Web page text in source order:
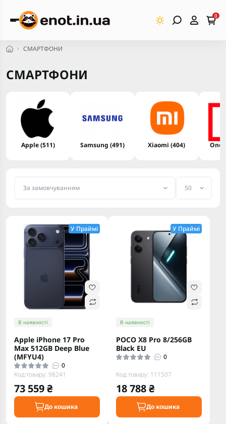
0
СМАРТФОНИ
СМАРТФОНИ
Apple (511) Samsung (491) Xiaomi (404)
У Праймі
В наявності
Apple iPhone 17 Pro
Max 512GB Deep Blue
(MFYU4)
0
Код товару: 98241
73 559 ₴
До кошика
У Праймі
В наявності
POCO X8 Pro 8/256GB
Black EU
0
Код товару: 111507
18 788 ₴
До кошика